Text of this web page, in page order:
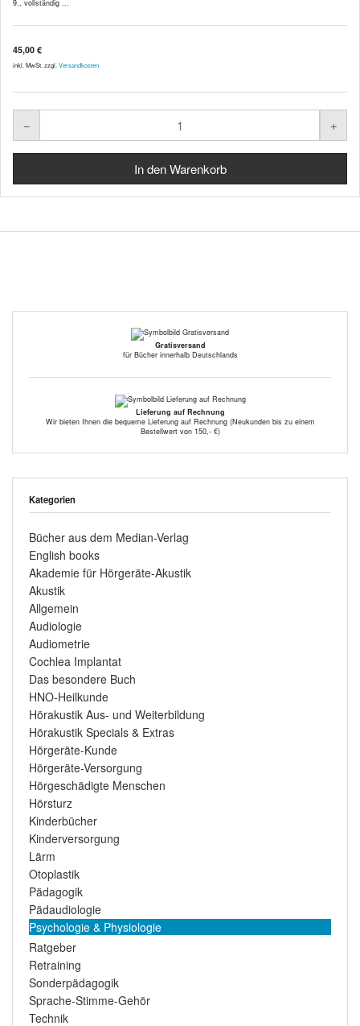
9., vollständig ...
45,00 €
inkl. MwSt. zzgl. Versandkosten
Gratisversand
für Bücher innerhalb Deutschlands
Lieferung auf Rechnung
Wir bieten Ihnen die bequeme Lieferung auf Rechnung (Neukunden bis zu einem
Bestellwert von 150,- €)
Kategorien
Bücher aus dem Median-Verlag
English books
Akademie für Hörgeräte-Akustik
Akustik
Allgemein
Audiologie
Audiometrie
Cochlea Implantat
Das besondere Buch
HNO-Heilkunde
Hörakustik Aus- und Weiterbildung
Hörakustik Specials & Extras
Hörgeräte-Kunde
Hörgeräte-Versorgung
Hörgeschädigte Menschen
Hörsturz
Kinderbücher
Kinderversorgung
Lärm
Otoplastik
Pädagogik
Pädaudiologie
Psychologie & Physiologie
Ratgeber
Retraining
Sonderpädagogik
Sprache-Stimme-Gehör
Technik